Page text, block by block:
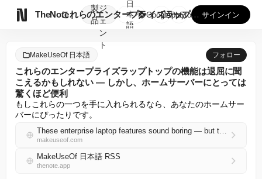
TheNote
製
品
ジ
ェ
ン
ト
これらのエンタープライズラップトップの機能は退屈に聞こえるか...
日
本
語
GooglePlay
AppStore サインイン
MakeUseOf 日本語 フォロー
これらのエンタープライズラップトップの機能は退屈に聞
こえるかもしれない — しかし、ホームサーバーにとっては
驚くほど便利
もしこれらの一つを手に入れられるなら、あなたのホームサー
バーにぴったりです。
These enterprise laptop features sound boring — but they're incredibly useful for a home server
makeuseof.com
MakeUseOf 日本語 RSS
thenote.app